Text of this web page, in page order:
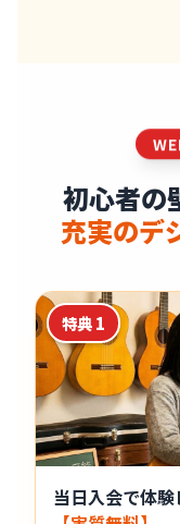
初心者の
充実のデ
特典 1
当日入会で体